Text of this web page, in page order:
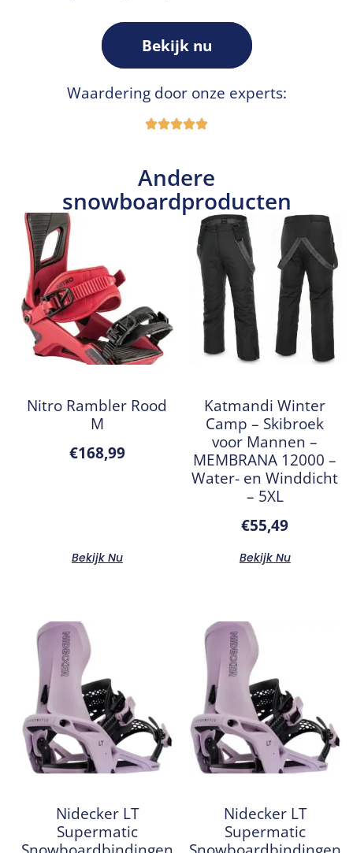
Bekijk nu
Waardering door onze experts:
Andere
snowboardproducten
Nitro Rambler Rood
M
€168,99
Bekijk Nu
Katmandi Winter
Camp – Skibroek
voor Mannen –
MEMBRANA 12000 –
Water- en Winddicht
– 5XL
€55,49
Bekijk Nu
Nidecker LT
Supermatic
Nidecker LT
Supermatic